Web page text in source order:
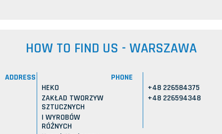
HOW TO FIND US - WARSZAWA
ADDRESS
HEKO
ZAKŁAD TWORZYW
SZTUCZNYCH
I WYROBÓW
RÓŻNYCH
PHONE
+48 226584375
+48 226594348